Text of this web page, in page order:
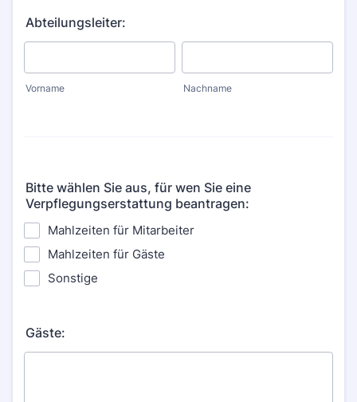
Abteilungsleiter:
Vorname Nachname
Bitte wählen Sie aus, für wen Sie eine
Verpflegungserstattung beantragen:
Mahlzeiten für Mitarbeiter
Mahlzeiten für Gäste
Sonstige
Gäste: